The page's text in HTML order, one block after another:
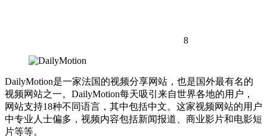
8
DailyMotion是一家法国的视频分享网站，也是国外最有名的
视频网站之一。DailyMotion每天吸引来自世界各地的用户，
网站支持18种不同语言，其中包括中文。这家视频网站的用户
中专业人士偏多，视频内容包括新闻报道、商业影片和电影短
片等等。